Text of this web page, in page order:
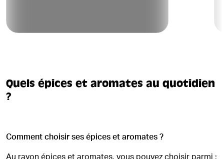
Quels épices et aromates au quotidien
?
Comment choisir ses épices et aromates ?
Au rayon épices et aromates, vous pouvez choisir parmi :